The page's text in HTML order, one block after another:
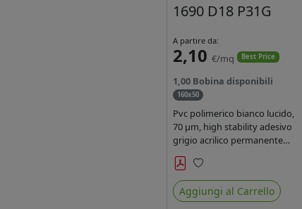
1690 D18 P31G
A partire da:
2,10 €/mq Best Price
1,00 Bobina disponibili
160x50
Pvc polimerico bianco lucido,
70 µm, high stability adesivo
grigio acrilico permanente
durata 5-7 anni, per stampe
con inchiostri solvente,
ecosolvente, UV e latex.
Preferiti
Aggiungi al Carrello